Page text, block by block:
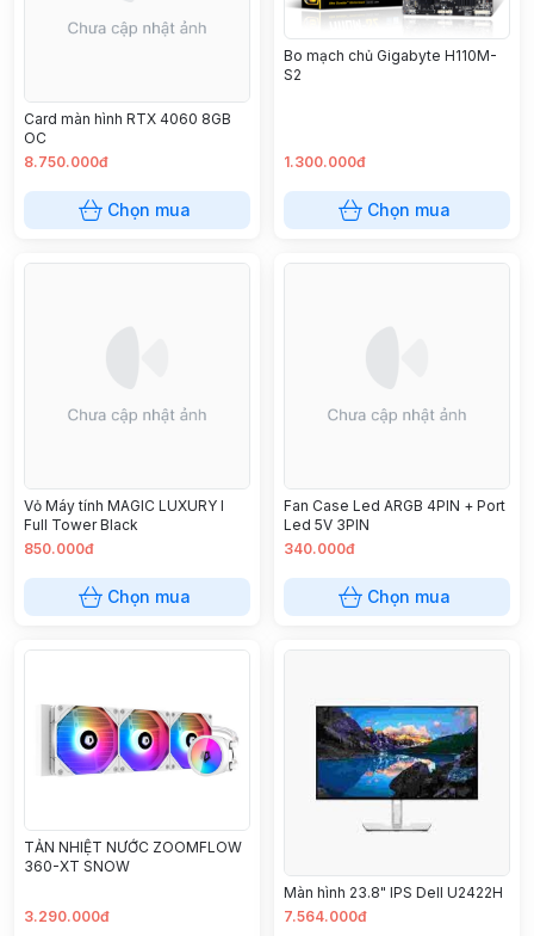
Card màn hình RTX 4060 8GB
OC
8.750.000đ
Chọn mua
Bo mạch chủ Gigabyte H110M-
S2
1.300.000đ
Chọn mua
Vỏ Máy tính MAGIC LUXURY I
Full Tower Black
850.000đ
Chọn mua
Fan Case Led ARGB 4PIN + Port
Led 5V 3PIN
340.000đ
Chọn mua
TẢN NHIỆT NƯỚC ZOOMFLOW
360-XT SNOW
3.290.000đ
Màn hình 23.8" IPS Dell U2422H
7.564.000đ